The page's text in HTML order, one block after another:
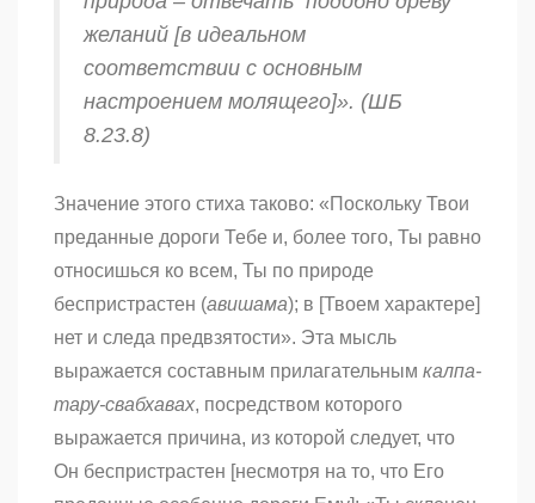
желаний [в идеальном
соответствии с основным
настроением молящего]». (ШБ
8.23.8)
Значение этого стиха таково: «Поскольку Твои
преданные дороги Тебе и, более того, Ты равно
относишься ко всем, Ты по природе
беспристрастен (авишама); в [Твоем характере]
нет и следа предвзятости». Эта мысль
выражается составным прилагательным калпа-
тару-свабхавах, посредством которого
выражается причина, из которой следует, что
Он беспристрастен [несмотря на то, что Его